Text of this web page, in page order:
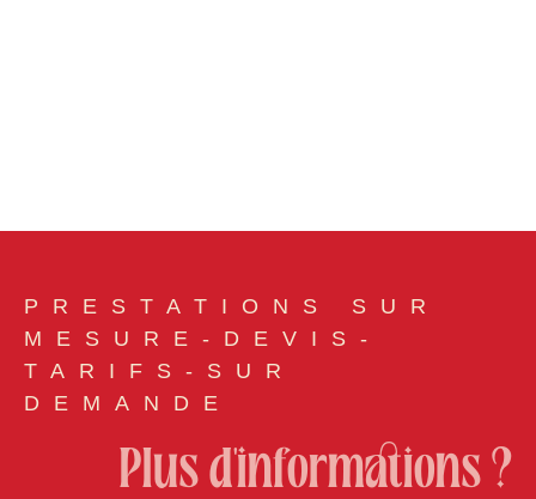
PRESTATIONS SUR
MESURE-DEVIS-
TARIFS-SUR
DEMANDE
Plus d'informations ?